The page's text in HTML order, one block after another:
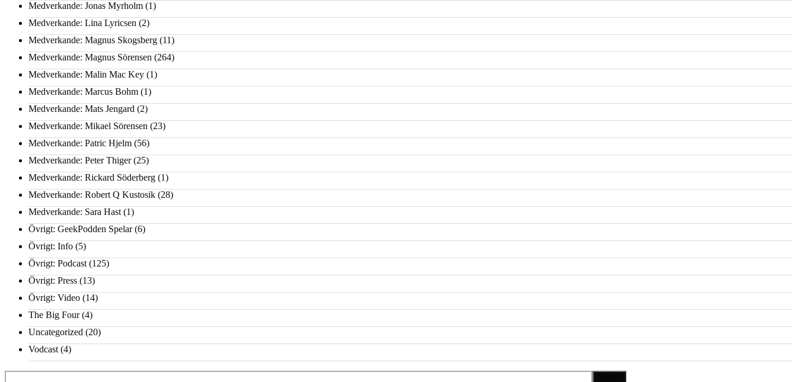
Medverkande: Jonas Myrholm (1)
Medverkande: Lina Lyricsen (2)
Medverkande: Magnus Skogsberg (11)
Medverkande: Magnus Sörensen (264)
Medverkande: Malin Mac Key (1)
Medverkande: Marcus Bohm (1)
Medverkande: Mats Jengard (2)
Medverkande: Mikael Sörensen (23)
Medverkande: Patric Hjelm (56)
Medverkande: Peter Thiger(25)
Medverkande: Rickard Söderberg (1)
Medverkande: Robert Q Kustosik (28)
Medverkande: Sara Hast (1)
Övrigt: GeekPodden Spelar(6)
Övrigt: Info (5)
Övrigt: Podcast (125)
Övrigt: Press (13)
Övrigt: Video (14)
The Big Four(4)
Uncategorized (20)
Vodcast (4)